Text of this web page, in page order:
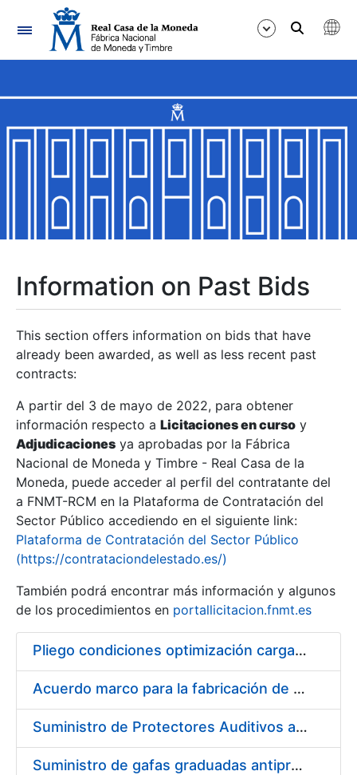
Navigation
Show/Hide
Show/Hide
Show/Hide
Show/Hide
Show/Hide
Show/Hide
Information on Past Bids
This section offers information on bids that have
already been awarded, as well as less recent past
contracts:
A partir del 3 de mayo de 2022, para obtener
información respecto a Licitaciones en curso y
Adjudicaciones ya aprobadas por la Fábrica
Nacional de Moneda y Timbre - Real Casa de la
Moneda, puede acceder al perfil del contratante del
a FNMT-RCM en la Plataforma de Contratación del
Sector Público accediendo en el siguiente link:
Plataforma de Contratación del Sector Público
(https://contrataciondelestado.es/)
También podrá encontrar más información y algunos
de los procedimientos en portallicitacion.fnmt.es
Pliego condiciones optimización cargas compras firmado
Acuerdo marco para la fabricación de piezas
Suministro de Protectores Auditivos a medida para las personas trabajadoras de los Centros de Trabajo de Madrid y Burgos
Suministro de gafas graduadas antiproyecciones para los trabajadores de la FNMT-RCM en los centros de trabajo de Madrid y Burgos